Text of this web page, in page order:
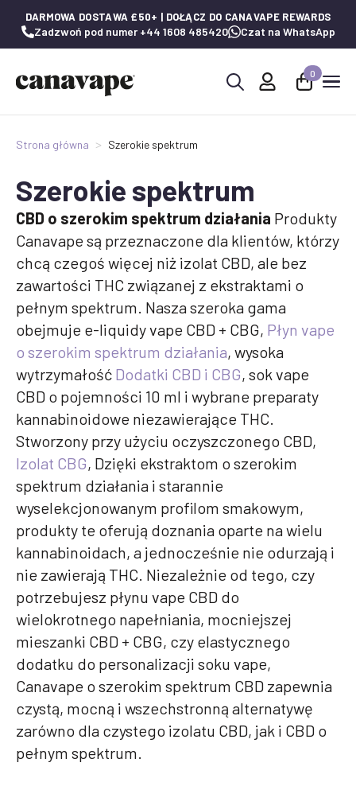
DARMOWA DOSTAWA £50+ | DOŁĄCZ DO CANAVAPE REWARDS
Zadzwoń pod numer +44 1608 485420 Czat na WhatsApp
0
Strona główna Szerokie spektrum
Szerokie spektrum
CBD o szerokim spektrum działania Produkty
Canavape są przeznaczone dla klientów, którzy
chcą czegoś więcej niż izolat CBD, ale bez
zawartości THC związanej z ekstraktami o
pełnym spektrum. Nasza szeroka gama
obejmuje e-liquidy vape CBD + CBG, Płyn vape
o szerokim spektrum działania, wysoka
wytrzymałość Dodatki CBD i CBG, sok vape
CBD o pojemności 10 ml i wybrane preparaty
kannabinoidowe niezawierające THC.
Stworzony przy użyciu oczyszczonego CBD,
Izolat CBG, Dzięki ekstraktom o szerokim
spektrum działania i starannie
wyselekcjonowanym profilom smakowym,
produkty te oferują doznania oparte na wielu
kannabinoidach, a jednocześnie nie odurzają i
nie zawierają THC. Niezależnie od tego, czy
potrzebujesz płynu vape CBD do
wielokrotnego napełniania, mocniejszej
mieszanki CBD + CBG, czy elastycznego
dodatku do personalizacji soku vape,
Canavape o szerokim spektrum CBD zapewnia
czystą, mocną i wszechstronną alternatywę
zarówno dla czystego izolatu CBD, jak i CBD o
pełnym spektrum.